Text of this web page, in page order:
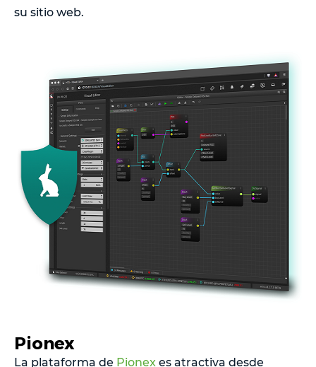
su sitio web.
Pionex
La plataforma de Pionex es atractiva desde